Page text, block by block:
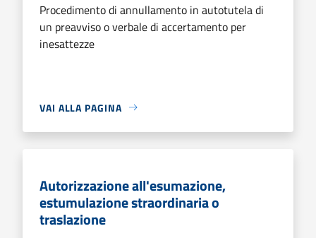
Procedimento di annullamento in autotutela di
un preavviso o verbale di accertamento per
inesattezze
VAI ALLA PAGINA
Autorizzazione all'esumazione,
estumulazione straordinaria o
traslazione